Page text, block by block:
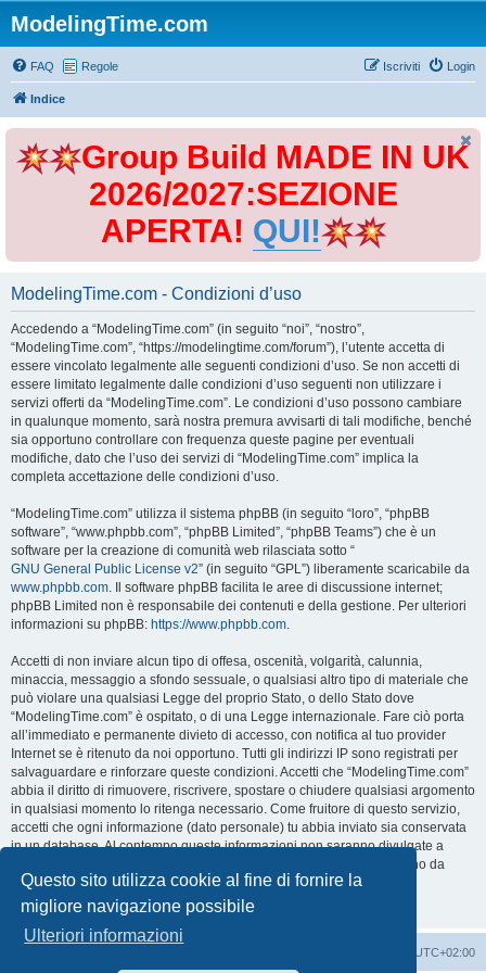
Questo sito utilizza cookie al fine di fornire la
migliore navigazione possibile
Ulteriori informazioni
ModelingTime.com
FAQ Regole Login
Iscriviti
Indice
Group Build MADE IN UK
2026/2027:SEZIONE
APERTA! QUI!
ModelingTime.com - Condizioni d’uso
Accedendo a “ModelingTime.com” (in seguito “noi”, “nostro”,
“ModelingTime.com”, “https://modelingtime.com/forum”), l’utente accetta di
essere vincolato legalmente alle seguenti condizioni d’uso. Se non accetti di
essere limitato legalmente dalle condizioni d’uso seguenti non utilizzare i
servizi offerti da “ModelingTime.com”. Le condizioni d’uso possono cambiare
in qualunque momento, sarà nostra premura avvisarti di tali modifiche, benché
sia opportuno controllare con frequenza queste pagine per eventuali
modifiche, dato che l’uso dei servizi di “ModelingTime.com” implica la
completa accettazione delle condizioni d’uso.
“ModelingTime.com” utilizza il sistema phpBB (in seguito “loro”, “phpBB
software”, “www.phpbb.com”, “phpBB Limited”, “phpBB Teams”) che è un
software per la creazione di comunità web rilasciata sotto “
GNU General Public License v2” (in seguito “GPL”) liberamente scaricabile da
www.phpbb.com. Il software phpBB facilita le aree di discussione internet;
phpBB Limited non è responsabile dei contenuti e della gestione. Per ulteriori
informazioni su phpBB: https://www.phpbb.com.
Accetti di non inviare alcun tipo di offesa, oscenità, volgarità, calunnia,
minaccia, messaggio a sfondo sessuale, o qualsiasi altro tipo di materiale che
può violare una qualsiasi Legge del proprio Stato, o dello Stato dove
“ModelingTime.com” è ospitato, o di una Legge internazionale. Fare ciò porta
all’immediato e permanente divieto di accesso, con notifica al tuo provider
Internet se è ritenuto da noi opportuno. Tutti gli indirizzi IP sono registrati per
salvaguardare e rinforzare queste condizioni. Accetti che “ModelingTime.com”
abbia il diritto di rimuovere, riscrivere, spostare o chiudere qualsiasi argomento
in qualsiasi momento lo ritenga necessario. Come fruitore di questo servizio,
accetti che ogni informazione (dato personale) tu abbia inviato sia conservata
in un database. Al contempo queste informazioni non saranno divulgate a
nessuno senza il tuo consenso, né “ModelingTime.com” o phpBB sono da
ritenersi responsabili per qualsiasi violazione al sistema che possa
compromettere queste informazioni.
UTC+02:00